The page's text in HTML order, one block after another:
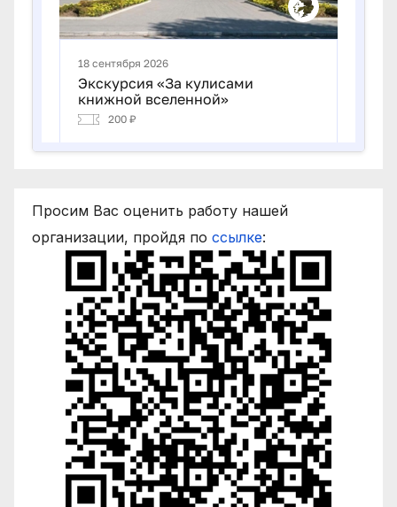
Просим Вас оценить работу нашей
организации, пройдя по ссылке: